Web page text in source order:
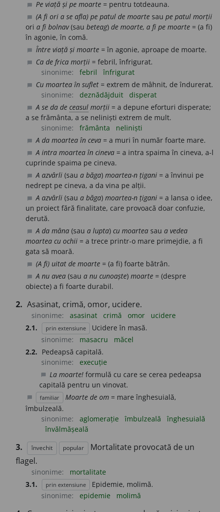
Pe viață și pe moarte = pentru totdeauna.
(A fi ori a se afla) pe patul de moarte saupe patul morții
ori a fi bolnav(sau beteag) de moarte, a fi pe moarte = (a fi)
în agonie, în comă.
Între viață și moarte = în agonie, aproape de moarte.
Ca de frica morții = febril, înfrigurat.
sinonime:
febril înfrigurat
Cu moartea în suflet = extrem de mâhnit, de îndurerat.
sinonime:
deznădăjduit disperat
A se da deceasul morții = a depune eforturi disperate;
a se frământa, a se neliniști extrem de mult.
sinonime:
frământa neliniști
A da moartea în ceva = a muri în număr foarte mare.
A intra moartea în cineva = a intra spaima în cineva, a-l
cuprinde spaima pe cineva.
A azvârli (saua băga)moartea-n țigani = a învinui pe
nedrept pe cineva, a da vina pe alții.
A azvârli (saua băga)moartea-n țigani = a lansa o idee,
un proiect fără finalitate, care provoacă doar confuzie,
derută.
A da mâna (saua lupta)cu moartea saua vedea
moartea cu ochii = a trece printr-o mare primejdie, a fi
gata să moară.
(A fi) uitat de moarte = (a fi) foarte bătrân.
A nu avea (saua nu cunoaște)moarte = (despre
obiecte) a fi foarte durabil.
2. Asasinat, crimă, omor, ucidere.
sinonime: asasinat crimă omor
ucidere
2.1.
prin extensiune
Ucidere în masă.
sinonime:
masacru
măcel
2.2. Pedeapsă capitală.
sinonime:
execuție
chat_bubble La moarte! formulă cu care se cerea pedeapsa
capitală pentru un vinovat.
chat_bubble familiar Moarte de om = mare înghesuială,
îmbulzeală.
sinonime:
aglomerație îmbulzeală
înghesuială
învălmășeală
3. învechit popular
Mortalitate provocată de un
flagel.
sinonime:
mortalitate
3.1.
prin extensiune
Epidemie, molimă.
sinonime:
epidemie molimă